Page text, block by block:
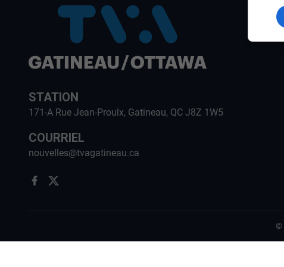
STATION
171-A Rue Jean-Proulx, Gatineau, QC J8Z 1W5
COURRIEL
nouvelles@tvagatineau.ca
©